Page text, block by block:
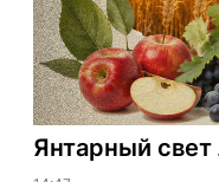
Янтарный свет